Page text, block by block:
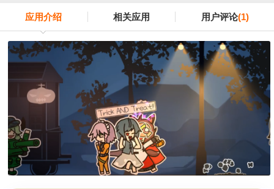
应用介绍 相关应用 用户评论(1)